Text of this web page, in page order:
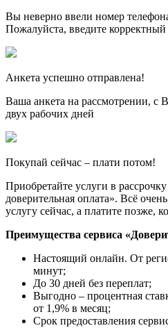
Вы неверно ввели номер
Пожалуйста, введите
Анкета успешно отправлена!
Ваша анкета на рассмотрении, с
двух рабочих дней
Покупай сейчас – плати потом!
Приобретайте услуги в
доверительная оплата». Всё
услугу сейчас, а платите позже,
Преимущества сервиса
Настоящий онлайн. От
минут;
До 30 дней без переплат;
Выгодно – процентная
от 1,9% в месяц;
Срок предоставления